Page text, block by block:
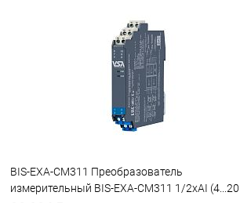
BIS-EXA-CM311 Преобразователь
измерительный BIS-EXA-CM311 1/2хAI (4...20